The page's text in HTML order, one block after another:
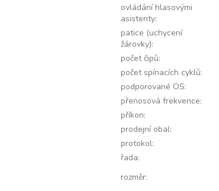
ovládání hlasovými
asistenty:
patice (uchycení
žárovky):
počet čipů:
počet spínacích cyklů:
podporované OS:
přenosová frekvence:
příkon:
prodejní obal:
protokol:
řada:
rozměr: